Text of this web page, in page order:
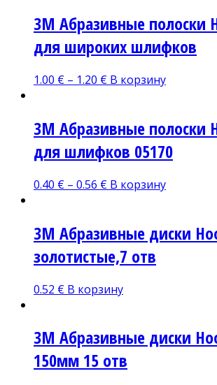
3М Абразивные полоски
для широких шлифков
1.00 € – 1.20 € В корзину
3М Абразивные полоски
для шлифков 05170
0.40 € – 0.56 € В корзину
3M Абразивные диски
золотистые,7 отв
0.52 € В корзину
3M Абразивные диски
150мм 15 отв